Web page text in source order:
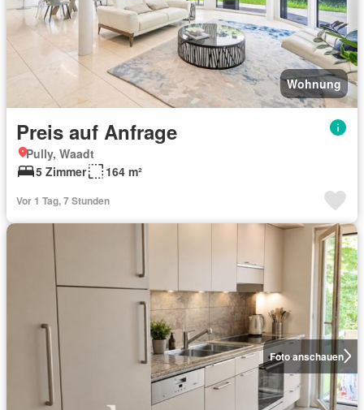
Wohnung
Preis auf Anfrage
Pully, Waadt
5 Zimmer
164 m²
Vor 1 Tag, 7 Stunden
Foto anschauen